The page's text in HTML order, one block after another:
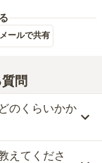
メールで共有
問
のくらいかか
円(墓石代別)から
えてくださ